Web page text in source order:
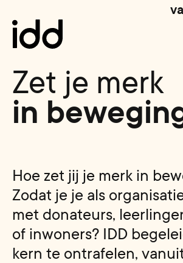
Zet je merk
in
Hoe zet jij je merk in bew
Zodat je je als organisati
met donateurs, leerlinge
of inwoners? IDD begelei
kern te ontrafelen, vanui